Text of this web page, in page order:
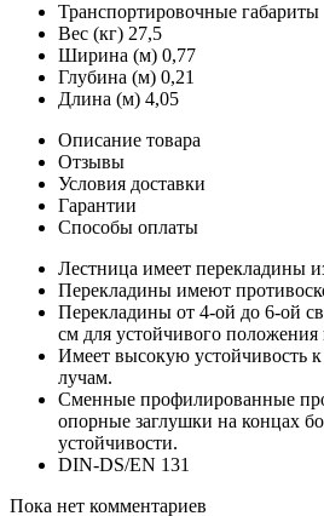
Транспортировочные габариты
Вес (кг) 27,5
Ширина (м) 0,77
Глубина (м) 0,21
Длина (м) 4,05
Описание товара
Отзывы
Условия доставки
Гарантии
Способы оплаты
Лестница имеет перекладины
Перекладины имеют
Перекладины от 4-ой до 6-ой
см для устойчивого положения
Имеет высокую устойчивость
лучам.
Сменные профилированные
опорные заглушки на концах
устойчивости.
DIN-DS/EN 131
Пока нет комментариев